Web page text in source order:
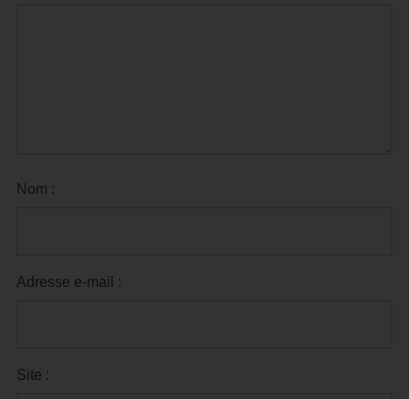
Nom :
Adresse e-mail :
Site :